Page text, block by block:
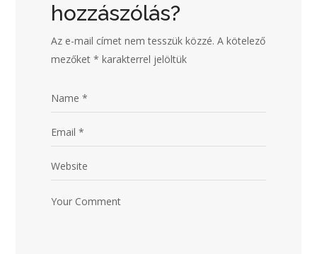
hozzászólás?
Az e-mail címet nem tesszük közzé. A kötelező
mezőket* karakterrel jelöltük